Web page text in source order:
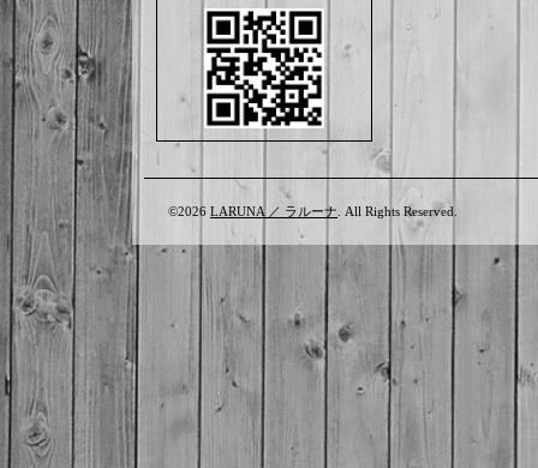
©2026 LARUNA ／ ラルーナ . All Rights Reserved.